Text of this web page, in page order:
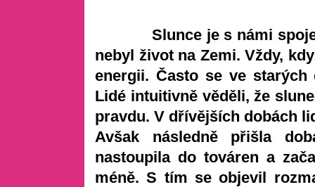
Slunce je s námi spojeno
nebyl život na Zemi. Vždy,
energii. Často se ve
Lidé intuitivně věděli, že
pravdu. V dřívějších dobách
Avšak následně přišla
nastoupila do továren a
méně. S tím se objevil